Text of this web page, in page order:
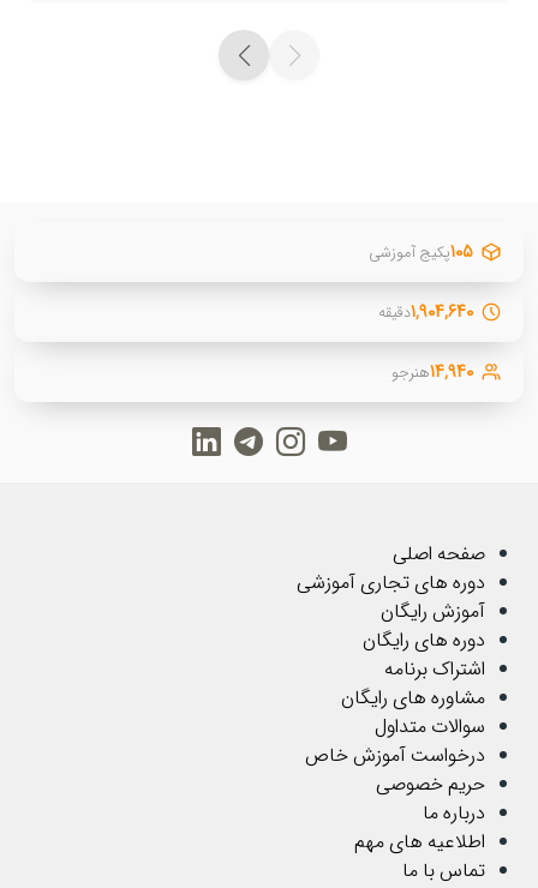
۱۰۵پکیج آموزشی
۱,۹۰۴,۶۴۰دقیقه
۱۴,۹۴۰هنرجو
صفحه اصلی
دوره های تجاری آموزشی
آموزش رایگان
دوره های رایگان
اشتراک برنامه
مشاوره های رایگان
سوالات متداول
درخواست آموزش خاص
حریم خصوصی
درباره ما
اطلاعیه های مهم
تماس با ما